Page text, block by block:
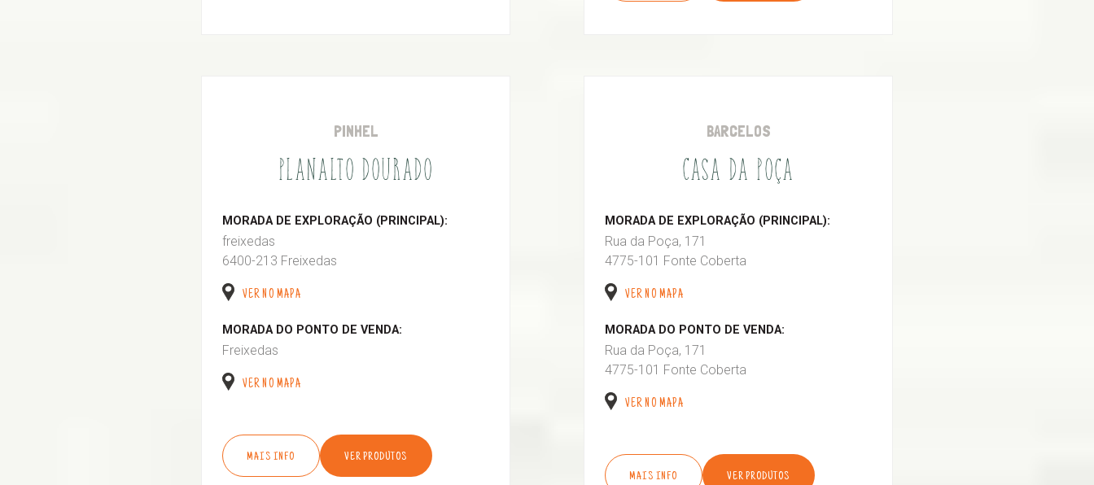
PINHEL
PLANALTO DOURADO
MORADA DE EXPLORAÇÃO (PRINCIPAL):
freixedas
6400-213 Freixedas
VER NO MAPA
MORADA DO PONTO DE VENDA:
Freixedas
VER NO MAPA
MAIS INFO VER PRODUTOS
BARCELOS
CASA DA POÇA
MORADA DE EXPLORAÇÃO (PRINCIPAL):
Rua da Poça, 171
4775-101 Fonte Coberta
VER NO MAPA
MORADA DO PONTO DE VENDA:
Rua da Poça, 171
4775-101 Fonte Coberta
VER NO MAPA
MAIS INFO VER PRODUTOS